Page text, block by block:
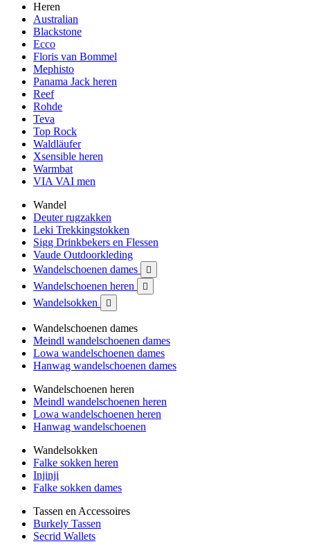
Heren
Australian
Blackstone
Ecco
Floris van Bommel
Mephisto
Panama Jack heren
Reef
Rohde
Teva
Top Rock
Waldläufer
Xsensible heren
Warmbat
VIA VAI men
Wandel
Deuter rugzakken
Leki Trekkingstokken
Sigg Drinkbekers en Flessen
Vaude Outdoorkleding
Wandelschoenen dames

Wandelschoenen heren 
Wandelsokken 
Wandelschoenen dames
Meindl wandelschoenen dames
Lowa wandelschoenen dames
Hanwag wandelschoenen dames
Wandelschoenen heren
Meindl wandelschoenen heren
Lowa wandelschoenen heren
Hanwag wandelschoenen
Wandelsokken
Falke sokken heren
Injinji
Falke sokken dames
Tassen en Accessoires
Burkely Tassen
Secrid Wallets